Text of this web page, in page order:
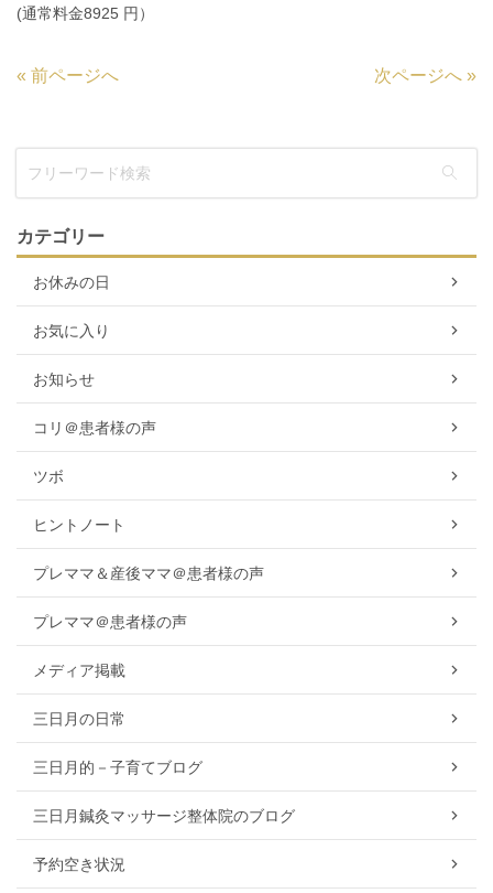
(通常料金8925 円）
« 前ページへ 次ページへ »
カテゴリー
お休みの日
お気に入り
お知らせ
コリ＠患者様の声
ツボ
ヒントノート
プレママ＆産後ママ＠患者様の声
プレママ＠患者様の声
メディア掲載
三日月の日常
三日月的－子育てブログ
三日月鍼灸マッサージ整体院のブログ
予約空き状況